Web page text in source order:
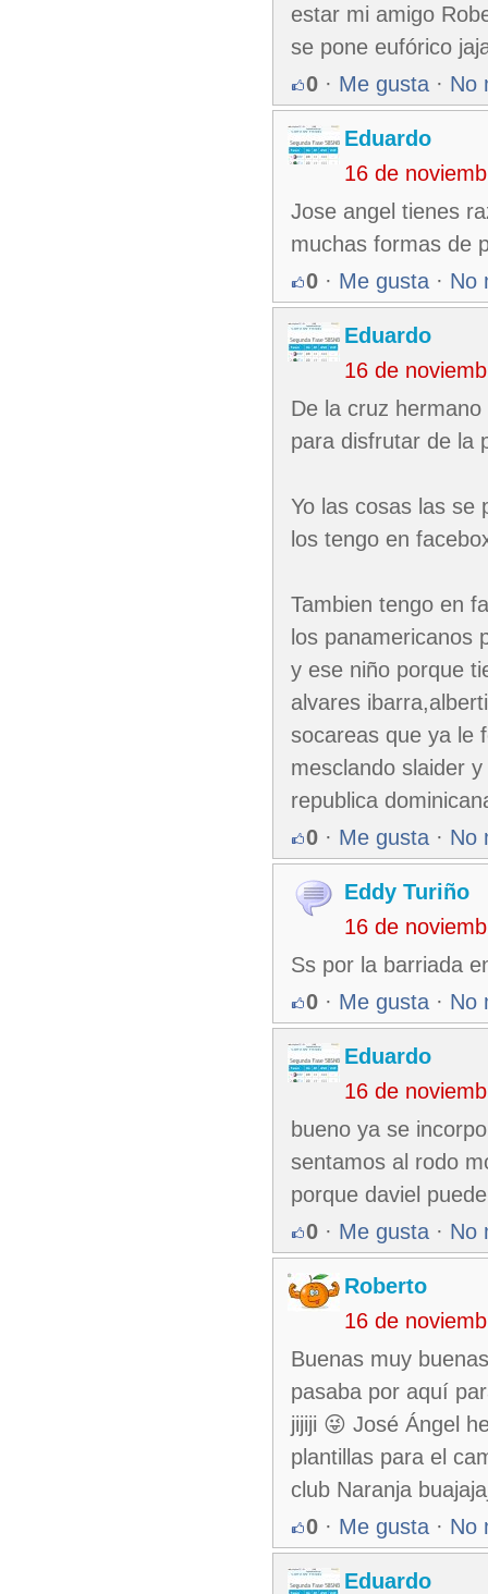
estar mi amigo
se pone eufórico
0 · Me gusta · No
Eduardo
16 de
Jose angel tienes
muchas formas de
0 · Me gusta · No
Eduardo
16 de
De la cruz
para disfrutar de la
Yo las cosas las se
los tengo en
Tambien tengo en
los panamericanos
y ese niño porque
alvares
socareas que ya le
mesclando slaider
republica
0 · Me gusta · No
Eddy Turiño
16 de
Ss por la barriada
0 · Me gusta · No
Eduardo
16 de
bueno ya se
sentamos al rodo
porque daviel
0 · Me gusta · No
Roberto
16 de
Buenas muy
pasaba por aquí
jijiji 😜 José Ángel
plantillas para el
club Naranja
0 · Me gusta · No
Eduardo